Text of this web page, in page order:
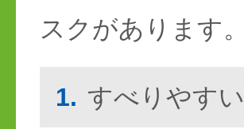
スクがあります。
1. すべりやすい